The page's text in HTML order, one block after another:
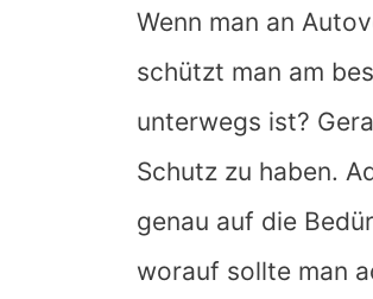
Wenn man an
schützt man am
unterwegs ist?
Schutz zu haben.
genau auf die
worauf sollte man